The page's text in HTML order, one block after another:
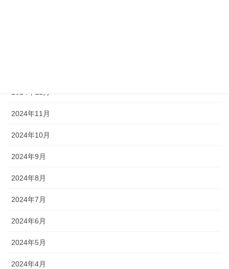
2024年12月
2024年11月
2024年10月
2024年9月
2024年8月
2024年7月
2024年6月
2024年5月
2024年4月